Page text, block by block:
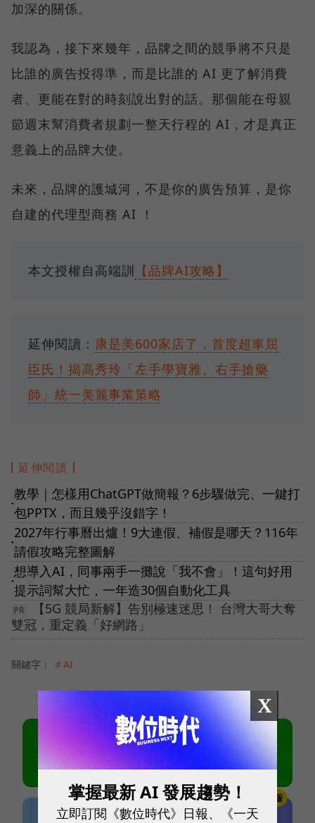
加深的關係。
我認為，接下來幾年，品牌之間的競爭將不只是
比誰的廣告投得準，而是比誰的 AI 更了解消費
者、更能在對的時刻說出對的話。那個能在母親
節週末幫消費者規劃一整天行程的 AI，才是真正
意義上的品牌大使。
未來，品牌的護城河，不是你的廣告預算，是你
自建的代理型商務 AI ！
本文授權自高端訓 【品牌AI攻略】
延伸閱讀： 康是美600家店了，首度超車屈
臣氏！揭高秀玲「左手學寶雅、右手搶藥
師」統一美麗事業策略
延伸閱讀
●
教學｜怎樣用ChatGPT做簡報？6步驟做完、一鍵打
包PPTX，而且幾乎沒錯字！
●
2027年行事曆出爐！9大連假、補假是哪天？116年
請假攻略完整圖解
●
想導入AI，同事兩手一攤說「我不會」！這句好用
提示詞幫大忙，一年造30個自動化工具
【5G 競局新解】告別極速迷思！ 台灣大哥大奪
雙冠，重定義「好網路」
關鍵字： ＃AI
X
掌握最新 AI 發展趨勢！
立即訂閱《數位時代》日報、《一天